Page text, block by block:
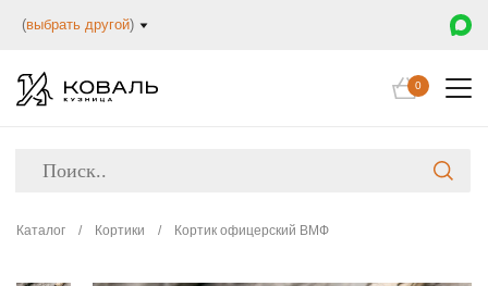
(выбрать другой)
0
Каталог / Кортики / Кортик офицерский ВМФ